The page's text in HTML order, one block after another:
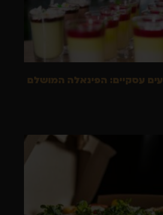
עסקיים: הפינאלה המושלם